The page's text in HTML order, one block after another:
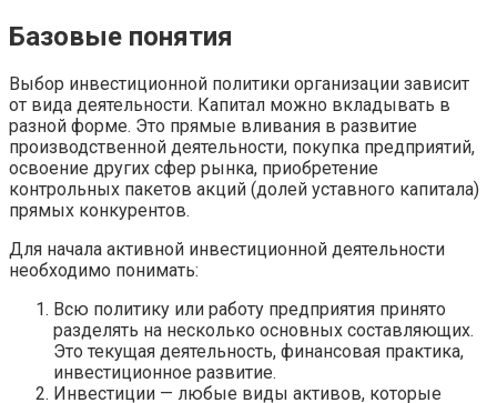
Базовые понятия
Выбор инвестиционной политики организации зависит
от вида деятельности. Капитал можно вкладывать в
разной форме. Это прямые вливания в развитие
производственной деятельности, покупка предприятий,
освоение других сфер рынка, приобретение
контрольных пакетов акций (долей уставного капитала)
прямых конкурентов.
Для начала активной инвестиционной деятельности
необходимо понимать:
Всю политику или работу предприятия принято
разделять на несколько основных составляющих.
Это текущая деятельность, финансовая практика,
инвестиционное развитие.
Инвестиции — любые виды активов, которые